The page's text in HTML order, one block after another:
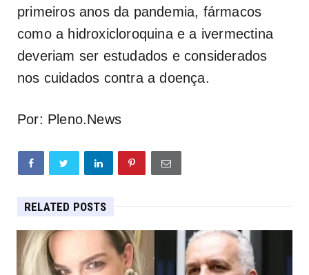
primeiros anos da pandemia, fármacos
como a hidroxicloroquina e a ivermectina
deveriam ser estudados e considerados
nos cuidados contra a doença.
Por: Pleno.News
RELATED POSTS